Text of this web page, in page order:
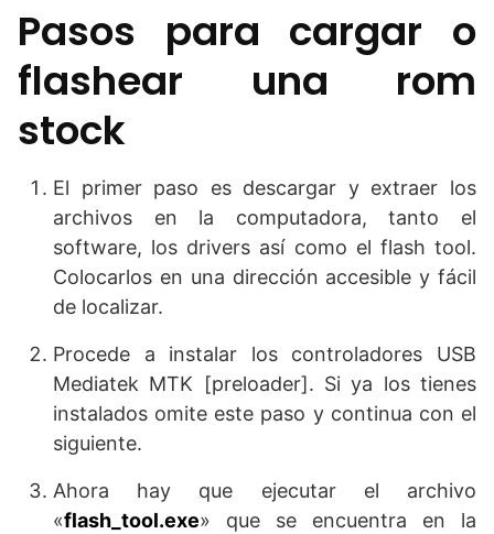
Pasos para cargar o
flashear una rom
stock
El primer paso es descargar y extraer los
archivos en la computadora, tanto el
software, los drivers así como el flash tool.
Colocarlos en una dirección accesible y fácil
de localizar.
Procede a instalar los controladores USB
Mediatek MTK [preloader]. Si ya los tienes
instalados omite este paso y continua con el
siguiente.
Ahora hay que ejecutar el archivo
«flash_tool.exe» que se encuentra en la